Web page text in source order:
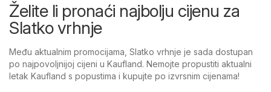
Želite li pronaći najbolju cijenu za
Slatko vrhnje
Među aktualnim promocijama, Slatko vrhnje je sada dostupan
po najpovoljnijoj cijeni u Kaufland. Nemojte propustiti aktualni
letak Kaufland s popustima i kupujte po izvrsnim cijenama!